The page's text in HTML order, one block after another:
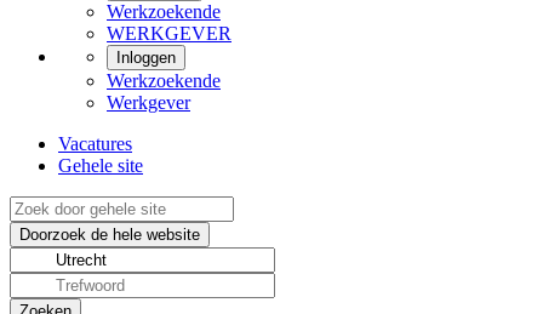
Werkzoekende
WERKGEVER
Inloggen
Werkzoekende
Werkgever
Vacatures
Gehele site